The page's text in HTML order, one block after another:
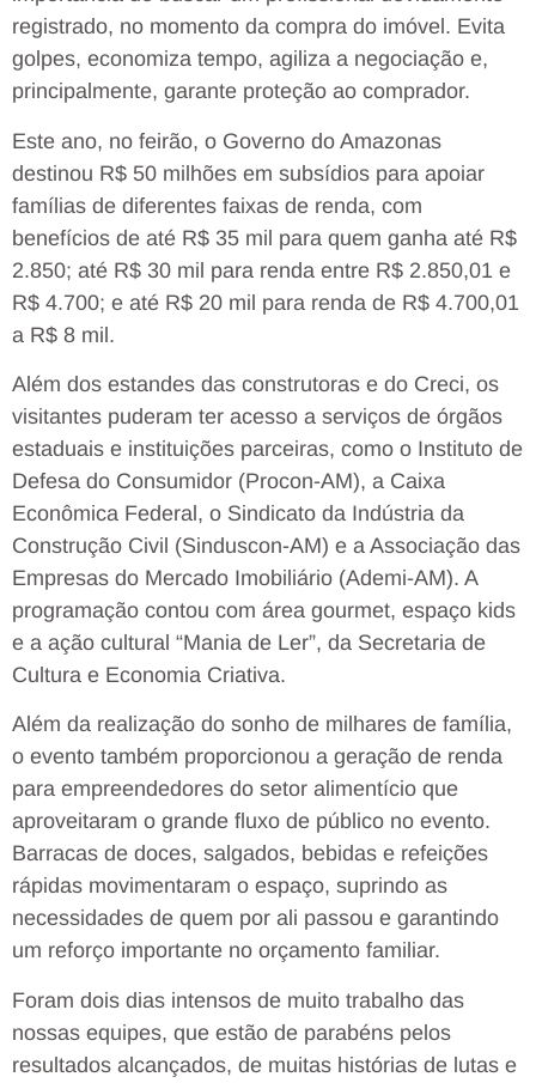
registrado, no momento da compra do imóvel. Evita
golpes, economiza tempo, agiliza a negociação e,
principalmente, garante proteção ao comprador.
Este ano, no feirão, o Governo do Amazonas
destinou R$ 50 milhões em subsídios para apoiar
famílias de diferentes faixas de renda, com
benefícios de até R$ 35 mil para quem ganha até R$
2.850; até R$ 30 mil para renda entre R$ 2.850,01 e
R$ 4.700; e até R$ 20 mil para renda de R$ 4.700,01
a R$ 8 mil.
Além dos estandes das construtoras e do Creci, os
visitantes puderam ter acesso a serviços de órgãos
estaduais e instituições parceiras, como o Instituto de
Defesa do Consumidor (Procon-AM), a Caixa
Econômica Federal, o Sindicato da Indústria da
Construção Civil (Sinduscon-AM) e a Associação das
Empresas do Mercado Imobiliário (Ademi-AM). A
programação contou com área gourmet, espaço kids
e a ação cultural “Mania de Ler”, da Secretaria de
Cultura e Economia Criativa.
Além da realização do sonho de milhares de família,
o evento também proporcionou a geração de renda
para empreendedores do setor alimentício que
aproveitaram o grande fluxo de público no evento.
Barracas de doces, salgados, bebidas e refeições
rápidas movimentaram o espaço, suprindo as
necessidades de quem por ali passou e garantindo
um reforço importante no orçamento familiar.
Foram dois dias intensos de muito trabalho das
nossas equipes, que estão de parabéns pelos
resultados alcançados, de muitas histórias de lutas e